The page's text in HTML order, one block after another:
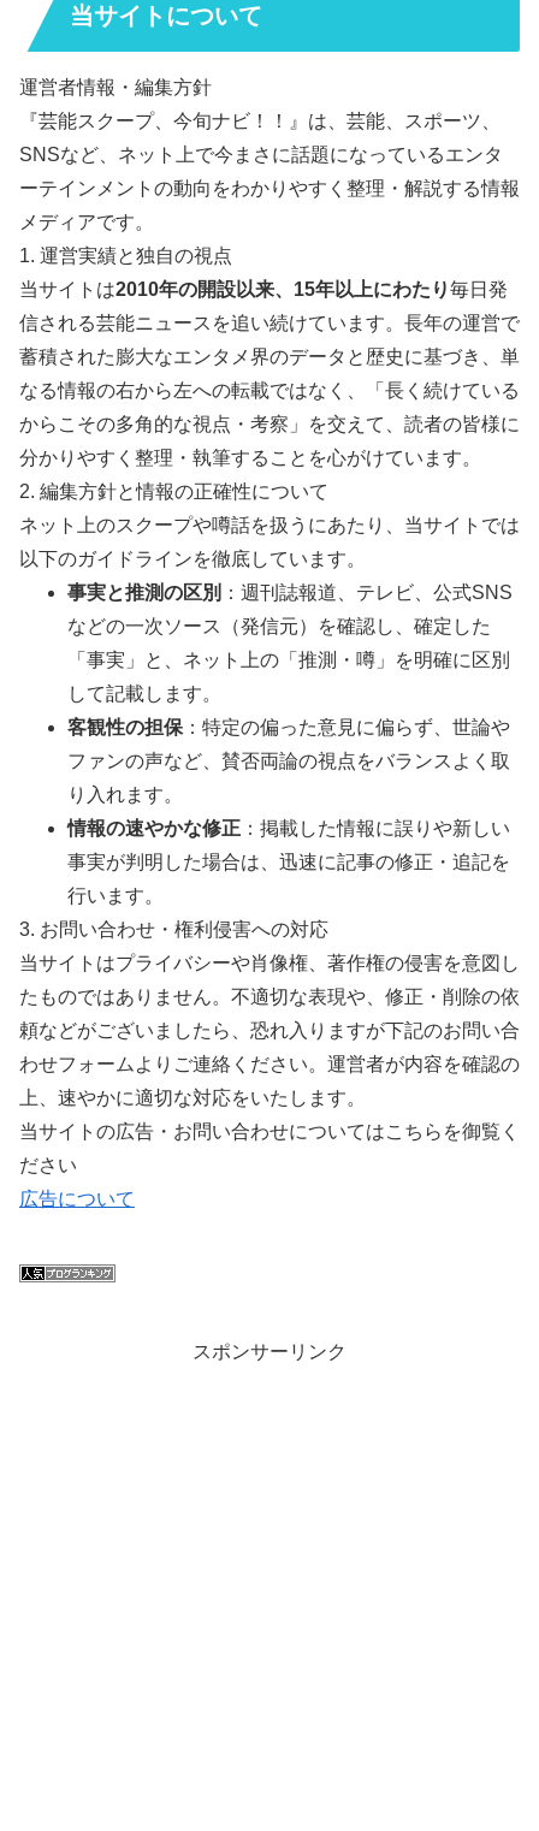
当サイトについて
運営者情報・編集方針
『芸能スクープ、今旬ナビ！！』は、芸能、スポーツ、
SNSなど、ネット上で今まさに話題になっているエンタ
ーテインメントの動向をわかりやすく整理・解説する情報
メディアです。
1. 運営実績と独自の視点
当サイトは2010年の開設以来、15年以上にわたり毎日発
信される芸能ニュースを追い続けています。長年の運営で
蓄積された膨大なエンタメ界のデータと歴史に基づき、単
なる情報の右から左への転載ではなく、「長く続けている
からこその多角的な視点・考察」を交えて、読者の皆様に
分かりやすく整理・執筆することを心がけています。
2. 編集方針と情報の正確性について
ネット上のスクープや噂話を扱うにあたり、当サイトでは
以下のガイドラインを徹底しています。
事実と推測の区別 ：週刊誌報道、テレビ、公式SNS
などの一次ソース（発信元）を確認し、確定した
「事実」と、ネット上の「推測・噂」を明確に区別
して記載します。
客観性の担保：特定の偏った意見に偏らず、世論や
ファンの声など、賛否両論の視点をバランスよく取
り入れます。
情報の速やかな修正 ：掲載した情報に誤りや新しい
事実が判明した場合は、迅速に記事の修正・追記を
行います。
3. お問い合わせ・権利侵害への対応
当サイトはプライバシーや肖像権、著作権の侵害を意図し
たものではありません。不適切な表現や、修正・削除の依
頼などがございましたら、恐れ入りますが下記のお問い合
わせフォームよりご連絡ください。運営者が内容を確認の
上、速やかに適切な対応をいたします。
当サイトの広告・お問い合わせについてはこちらを御覧く
ださい
広告について
スポンサーリンク